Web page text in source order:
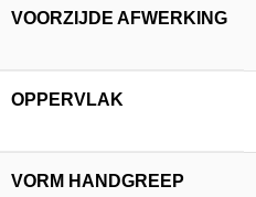
VOORZIJDE AFWERKING
OPPERVLAK
VORM HANDGREEP